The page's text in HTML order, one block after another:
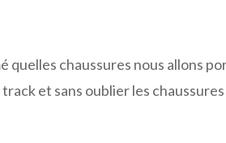
quelles chaussures nous allons
et sans oublier les